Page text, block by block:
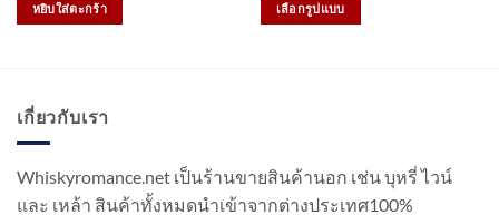
หยิบใส่ตะกร้า เลือกรูปแบบ
options
may
เกี่ยวกับเรา
Whiskyromance.net เป็นร้านขายสินค้านอก เช่น บุหรี่ ไวน์
และ เหล้า สินค้าทั้งหมดนำเข้าจากต่างประเทศ100%